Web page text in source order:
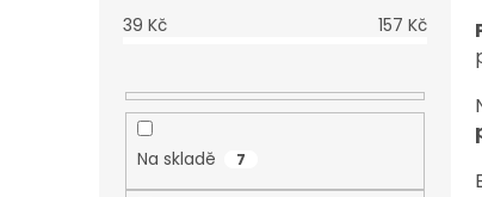
39 Kč 157 Kč
Na skladě 7